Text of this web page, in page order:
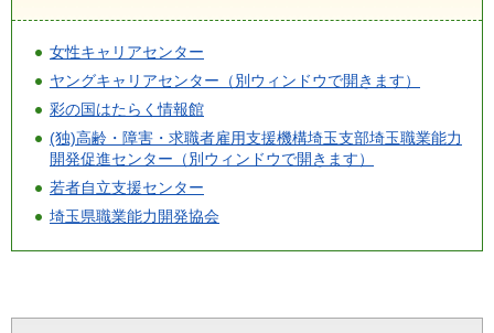
女性キャリアセンター
ヤングキャリアセンター（別ウィンドウで開きます）
彩の国はたらく情報館
(独)高齢・障害・求職者雇用支援機構埼玉支部埼玉職業能力
開発促進センター（別ウィンドウで開きます）
若者自立支援センター
埼玉県職業能力開発協会